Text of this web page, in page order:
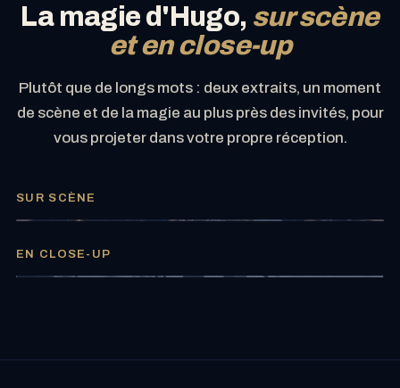
La magie d'Hugo, sur scène
et en close-up
Plutôt que de longs mots : deux extraits, un moment
de scène et de la magie au plus près des invités, pour
vous projeter dans votre propre réception.
SUR SCÈNE
►
EN CLOSE-UP